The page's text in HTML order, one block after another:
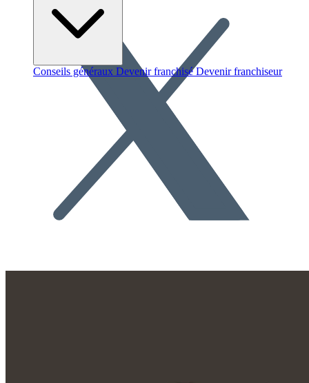
Conseils généraux Devenir franchisé Devenir franchiseur